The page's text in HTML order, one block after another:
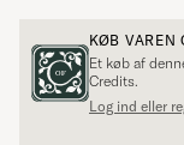
KØB VAREN
Et køb af
Credits.
Log ind eller